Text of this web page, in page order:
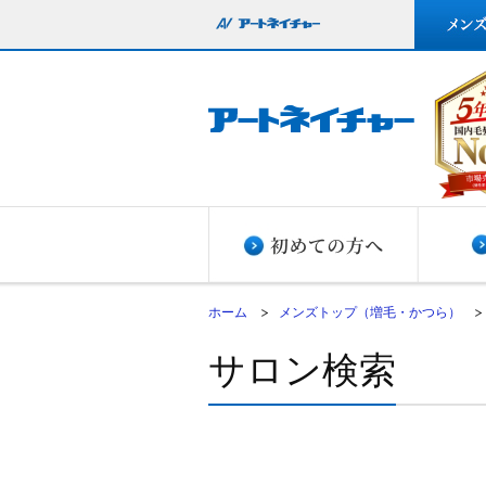
ホーム メンズトップ（増毛・かつら）
サロン検索